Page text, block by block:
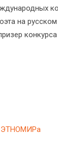
на
ЭТНОМИРа